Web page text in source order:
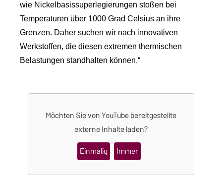
wie Nickelbasissuperlegierungen stoßen bei
Temperaturen über 1000 Grad Celsius an ihre
Grenzen. Daher suchen wir nach innovativen
Werkstoffen, die diesen extremen thermischen
Belastungen standhalten können.“
Möchten Sie vonYouTubebereitgestellte
externe Inhalte laden?
Einmalig
Immer